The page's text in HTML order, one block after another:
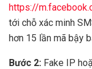
https://
tới chỗ xác minh
hơn 15 lần mã bậy
Bước 2: Fake IP